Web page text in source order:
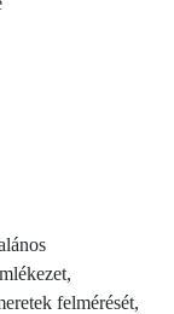
felmérését,